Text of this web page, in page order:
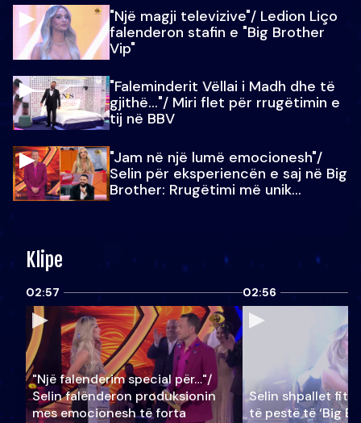
"Një magji televizive"/ Ledion Liço
falenderon stafin e "Big Brother
Vip"
"Faleminderit Vëllai i Madh dhe të
gjithë…"/ Miri flet për rrugëtimin e
tij në BBV
"Jam në një lumë emocionesh"/
Selin për eksperiencën e saj në Big
Brother: Rrugëtimi më unik…
Klipe
02:57
"Një falenderim special për…"/
Selin falënderon produksionin
mes emocionesh të forta
02:56
Selin shpallet
të pestë të ‘Big